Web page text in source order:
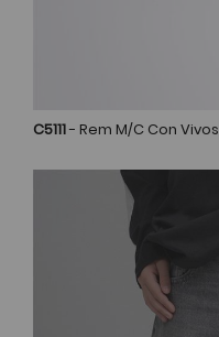
C5111- Rem M/C Con Vivos